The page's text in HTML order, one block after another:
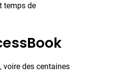
temps de
voire des centaines